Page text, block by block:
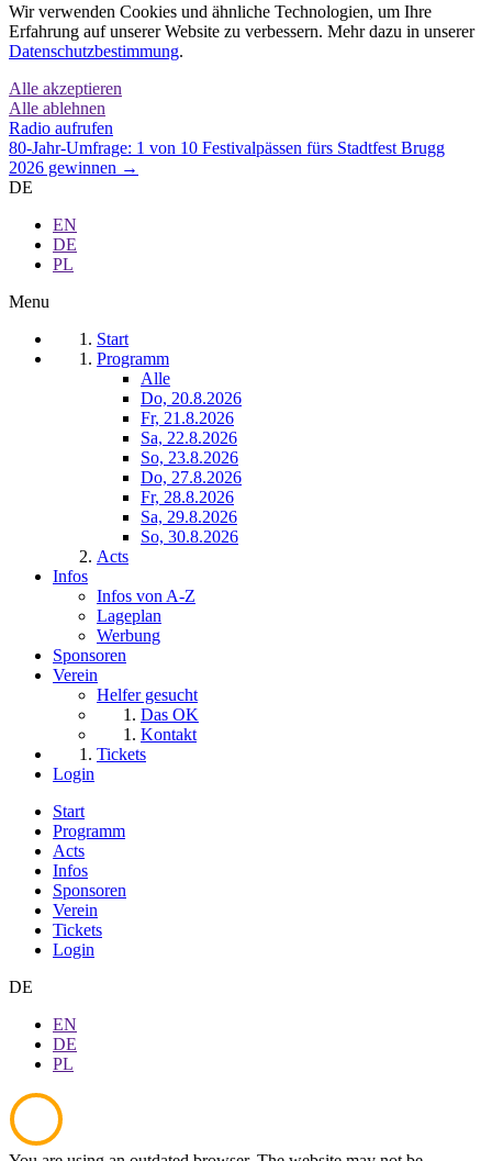
Wir verwenden Cookies und ähnliche Technologien, um Ihre
Erfahrung auf unserer Website zu verbessern. Mehr dazu in unserer
Datenschutzbestimmung.
Alle akzeptieren
Alle ablehnen
Radio aufrufen
80-Jahr-Umfrage: 1 von 10 Festivalpässen fürs Stadtfest Brugg
2026 gewinnen →
DE
EN
DE
PL
Menu
Start
Programm
Alle
Do, 20.8.2026
Fr, 21.8.2026
Sa, 22.8.2026
So, 23.8.2026
Do, 27.8.2026
Fr, 28.8.2026
Sa, 29.8.2026
So, 30.8.2026
Acts
Infos
Infos von A-Z
Lageplan
Werbung
Sponsoren
Verein
Helfer gesucht
Das OK
Kontakt
Tickets
Login
Start
Programm
Acts
Infos
Sponsoren
Verein
Tickets
Login
DE
EN
DE
PL